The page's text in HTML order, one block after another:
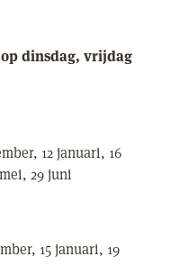
dinsdag, vrijdag
12 januari, 16
29 juni
15 januari, 19